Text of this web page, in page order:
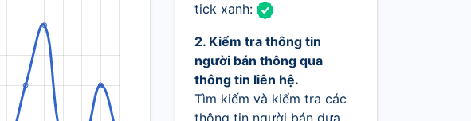
tick xanh:
2. Kiểm tra thông tin
người bán thông qua
thông tin liên hệ.
Tìm kiếm và kiểm tra các
thông tin người bán dựa